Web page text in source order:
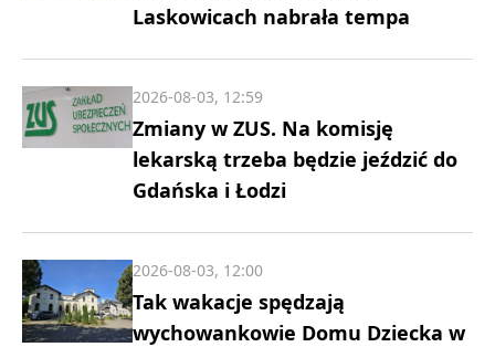
Laskowicach nabrała tempa
Zmiany w ZUS. Na komisję
lekarską trzeba będzie jeździć do
Gdańska i Łodzi
2026-08-03, 12:59
Tak wakacje spędzają
wychowankowie Domu Dziecka w
2026-08-03, 12:00